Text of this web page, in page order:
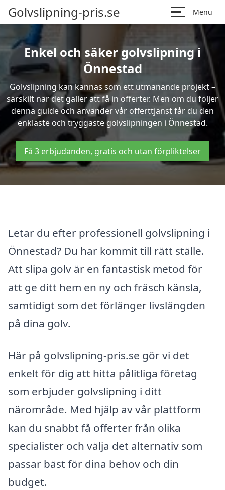
Golvslipning-pris.se Menu
Enkel och säker golvslipning i
Önnestad
Golvslipning kan kännas som ett utmanande projekt –
särskilt när det gäller att få in offerter. Men om du följer
denna guide och använder vår offerttjänst får du den
enklaste och tryggaste golvslipningen i Önnestad.
Få 3 erbjudanden, gratis och utan förpliktelser
Letar du efter professionell golvslipning i
Önnestad? Du har kommit till rätt ställe.
Att slipa golv är en fantastisk metod för
att ge ditt hem en ny och fräsch känsla,
samtidigt som det förlänger livslängden
på dina golv.
Här på golvslipning-pris.se gör vi det
enkelt för dig att hitta pålitliga företag
som erbjuder golvslipning i ditt
närområde. Med hjälp av vår plattform
kan du snabbt få offerter från olika
specialister och välja det alternativ som
passar bäst för dina behov och din
budget.